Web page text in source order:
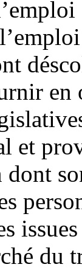
en
et
du